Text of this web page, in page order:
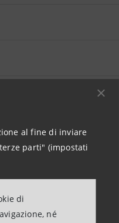
al fine di inviare
parti" (impostati
di
né